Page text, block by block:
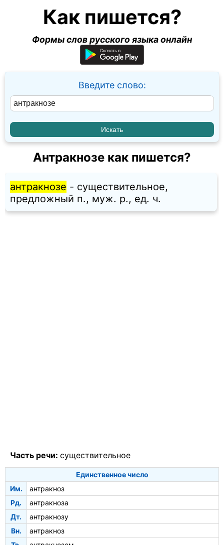
Как пишется?
Формы слов русского языка онлайн
Введите слово:
Антракнозе как пишется?
антракнозе - существительное,
предложный п., муж. p., ед. ч.
Часть речи: существительное
Единственное число
Им.
антракноз
Рд.
антракноза
Дт.
антракнозу
Вн.
антракноз